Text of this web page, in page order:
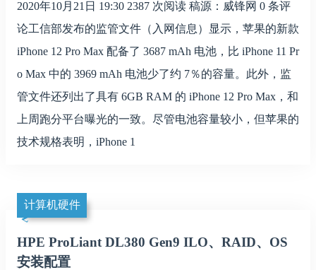
2020年10月21日 19:30 2387 次阅读 稿源：威锋网 0 条评
论工信部发布的监管文件（入网信息）显示，苹果的新款
iPhone 12 Pro Max 配备了 3687 mAh 电池，比 iPhone 11 Pr
o Max 中的 3969 mAh 电池少了约 7％的容量。此外，监
管文件还列出了具有 6GB RAM 的 iPhone 12 Pro Max，和
上周跑分平台曝光的一致。尽管电池容量较小，但苹果的
技术规格表明，iPhone 1
计算机硬件
HPE ProLiant DL380 Gen9 ILO、RAID、OS
安装配置